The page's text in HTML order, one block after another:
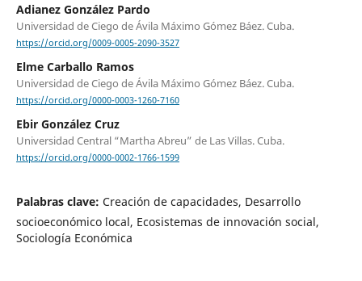
Adianez González Pardo
Universidad de Ciego de Ávila Máximo Gómez Báez. Cuba.
https://orcid.org/0009-0005-2090-3527
Elme Carballo Ramos
Universidad de Ciego de Ávila Máximo Gómez Báez. Cuba.
https://orcid.org/0000-0003-1260-7160
Ebir González Cruz
Universidad Central “Martha Abreu” de Las Villas. Cuba.
https://orcid.org/0000-0002-1766-1599
Palabras clave: Creación de capacidades, Desarrollo
socioeconómico local, Ecosistemas de innovación social,
Sociología Económica